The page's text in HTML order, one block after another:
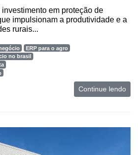
em proteção de
impulsionam a produtividade e a
rurais...
ERP para o agro
no brasil
Continue lendo